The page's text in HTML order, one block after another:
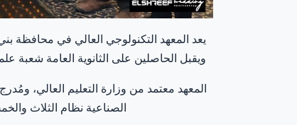
ويقبل الحاصلين على الثانوية العامة شعبة
المعهد معتمد من وزارة التعليم العالي،
الصناعية نظام الثلاث